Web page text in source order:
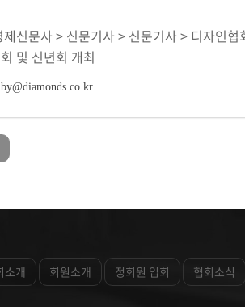
제신문사 > 신문기사 > 신문기사 > 디자인협
및 신년회 개최
소개 회원소개 정회원 입회 협회소식